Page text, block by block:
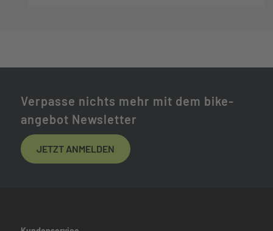
Verpasse nichts mehr mit dem bike-
angebot Newsletter
JETZT ANMELDEN